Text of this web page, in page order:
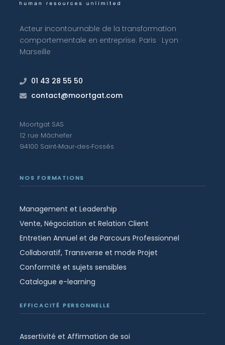
Acteur incontournable de la transformation
comportementale en entreprise. Paris · Lyon ·
Marseille
01 43 28 55 50
contact@moortgat.com
Moortgat SAS
12 rue Mâchefer
94100 Saint‑Maur‑des‑Fossés
NOS FORMATIONS
Management et Leadership
Vente, Négociation et Relation Client
Entretien Annuel et de Parcours Professionnel
Collaboratif, Transverse et mode Projet
Conformité et sujets sensibles
Catalogue e-learning
EFFICACITÉ PERSONNELLE
Assertivité et Affirmation de soi